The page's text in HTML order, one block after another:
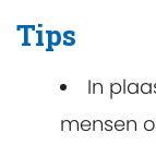
Tips
In
mensen